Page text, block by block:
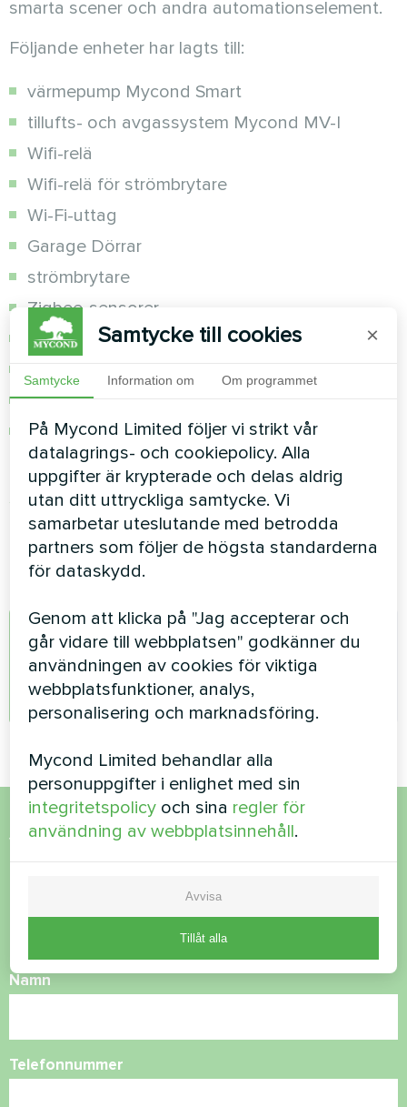
smarta scener och andra automationselement.
Följande enheter har lagts till:
värmepump Mycond Smart
tillufts- och avgassystem Mycond MV-I
Wifi-relä
Wifi-relä för strömbrytare
Wi-Fi-uttag
Garage Dörrar
strömbrytare
Zigbee-sensorer
Wi-Fi-sensorer
infraröd hubb
belysningskontroll
och mycket mer
Mycond-appen kan laddas ner frånApple App
StoreellerGoogle Play Store
När applikationen är installerad måste du starta
den och skapa ett nytt konto.
A
admin
Vill du köpa eller har du
Kontakta oss så hjälper vi dig
Namn
Telefonnummer
Samtycke till cookies ×
Samtycke Information om Om programmet
På Mycond Limited följer vi strikt vår
datalagrings- och cookiepolicy. Alla
uppgifter är krypterade och delas aldrig
utan ditt uttryckliga samtycke. Vi
samarbetar uteslutande med betrodda
partners som följer de högsta standarderna
för dataskydd.
Genom att klicka på "Jag accepterar och
går vidare till webbplatsen" godkänner du
användningen av cookies för viktiga
webbplatsfunktioner, analys,
personalisering och marknadsföring.
Mycond Limited behandlar alla
personuppgifter i enlighet med sin
integritetspolicy och sina regler för
användning av webbplatsinnehåll.
Avvisa
Tillåt alla